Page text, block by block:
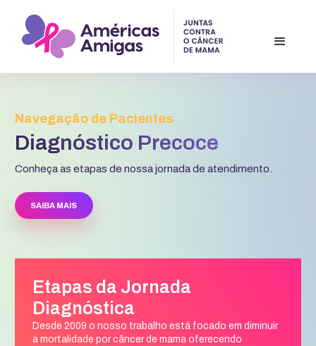
Navegação de Pacientes
Diagnóstico Precoce
Conheça as etapas de nossa jornada de atendimento.
SAIBA MAIS
Etapas da Jornada
Diagnóstica
Desde 2009 o nosso trabalho está focado em diminuir
a mortalidade por câncer de mama oferecendo